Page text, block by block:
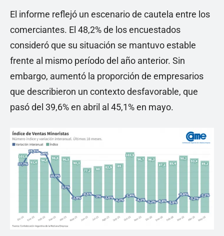
El informe reflejó un escenario de cautela entre los
comerciantes. El 48,2% de los encuestados
consideró que su situación se mantuvo estable
frente al mismo período del año anterior. Sin
embargo, aumentó la proporción de empresarios
que describieron un contexto desfavorable, que
pasó del 39,6% en abril al 45,1% en mayo.